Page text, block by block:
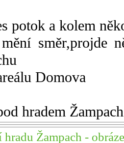
potok a kolem
směr,projde
Domova
hradem
Žampach -